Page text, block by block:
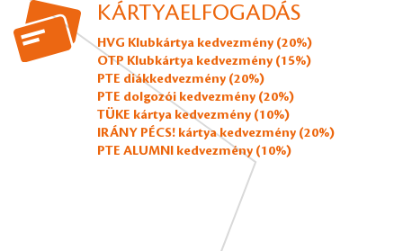
KÁRTYAELFOGADÁS
HVG Klubkártya kedvezmény (20%)
OTP Klubkártya kedvezmény (15%)
PTE diákkedvezmény (20%)
PTE dolgozói kedvezmény (20%)
TÜKE kártya kedvezmény (10%)
IRÁNY PÉCS! kártya kedvezmény (20%)
PTE ALUMNI kedvezmény (10%)